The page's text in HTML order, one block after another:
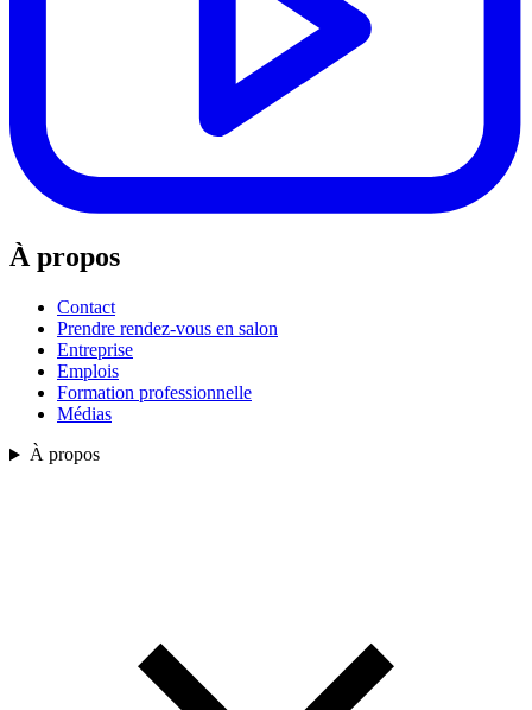
À propos
Contact
Prendre rendez-vous en salon
Entreprise
Emplois
Formation professionnelle
Médias
À propos